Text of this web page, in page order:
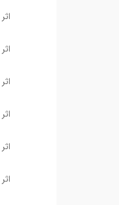
اثر
اثر
اثر
اثر
اثر
اثر